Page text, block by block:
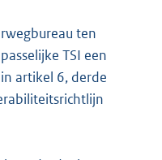
ten
TSI een
artikel 6, derde